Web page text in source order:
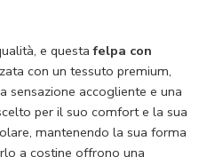
e questafelpa con
con un tessuto premium,
sensazione accogliente e una
per il suo comfort e la sua
mantenendo la sua forma
a costine offrono una